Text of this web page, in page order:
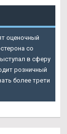
оценочный
со
в сферу
розничный
более трети